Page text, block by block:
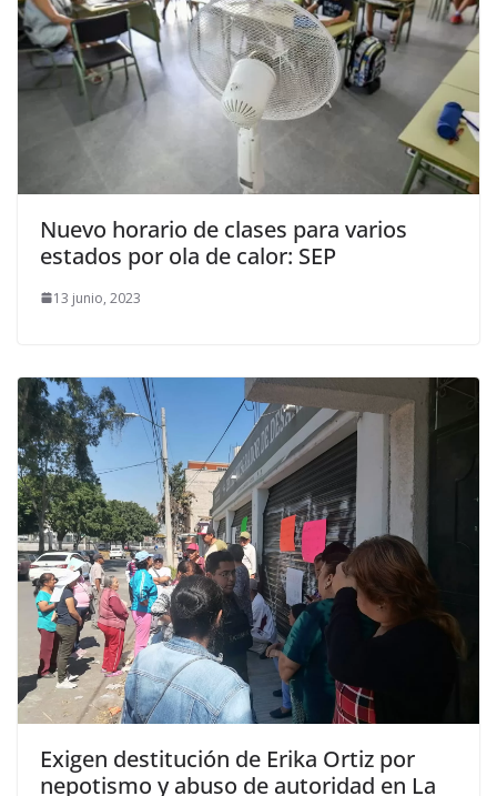
Nuevo horario de clases para varios
estados por ola de calor: SEP
13 junio, 2023
Exigen destitución de Erika Ortiz por
nepotismo y abuso de autoridad en La